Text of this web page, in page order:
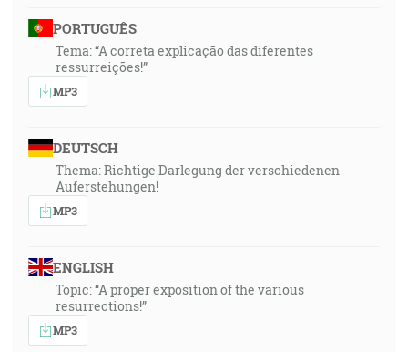
PORTUGUÊS
Tema: “A correta explicação das diferentes
ressurreições!”
MP3
DEUTSCH
Thema: Richtige Darlegung der verschiedenen
Auferstehungen!
MP3
ENGLISH
Topic: “A proper exposition of the various
resurrections!”
MP3